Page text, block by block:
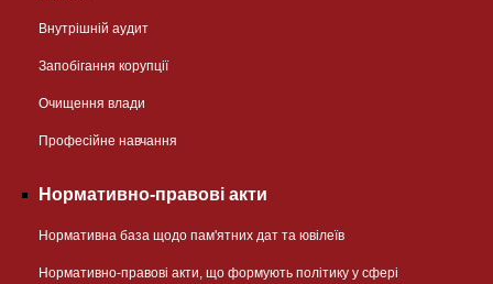
Внутрішній аудит
Запобігання корупції
Очищення влади
Професійне навчання
Нормативно-правові акти
Нормативна база щодо пам'ятних дат та ювілеїв
Нормативно-правові акти, що формують політику у сфері